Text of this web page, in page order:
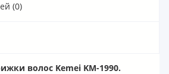
(0)
волос Kemei KM-1990.